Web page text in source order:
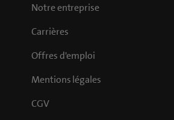
Notre entreprise
Carrières
Offres d'emploi
Mentions légales
CGV